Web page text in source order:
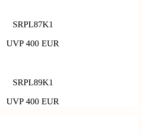
SRPL87K1
UVP 400 EUR
SRPL89K1
UVP 400 EUR